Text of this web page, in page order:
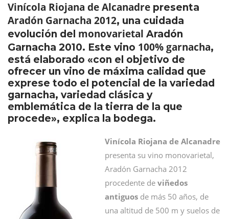
Vinícola Riojana de Alcanadre presenta
Aradón Garnacha 2012, una cuidada
evolución del monovarietal Aradón
Garnacha 2010. Este vino 100% garnacha,
está elaborado «con el objetivo de
ofrecer un vino de máxima calidad que
exprese todo el potencial de la variedad
garnacha, variedad clásica y
emblemática de la tierra de la que
procede», explica la bodega.
Vinícola Riojana de Alcanadre
presenta su vino monovarietal,
Aradón Garnacha 2012
procedente de viñedos
antiguos de más 50 años, de
una altitud de 500 m y suelos de